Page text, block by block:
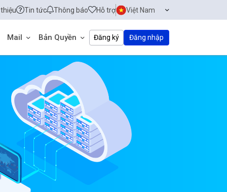
Tin tức Thông báo Hỗ trợ Việt Nam
Mail Bản Quyền Đăng ký Đăng nhập